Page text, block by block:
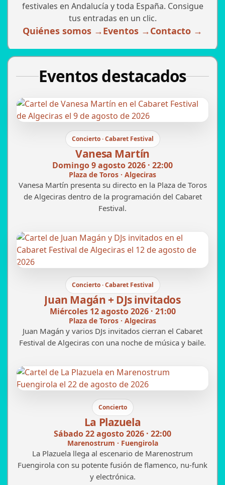
festivales en Andalucía y toda España. Consigue
tus entradas en un clic.
Quiénes somos →Eventos →Contacto →
Eventos destacados
Concierto · Cabaret Festival
Vanesa Martín
Domingo 9 agosto 2026 · 22:00
Plaza de Toros · Algeciras
Vanesa Martín presenta su directo en la Plaza de Toros
de Algeciras dentro de la programación del Cabaret
Festival.
Concierto · Cabaret Festival
Juan Magán + DJs invitados
Miércoles 12 agosto 2026 · 21:00
Plaza de Toros · Algeciras
Juan Magán y varios DJs invitados cierran el Cabaret
Festival de Algeciras con una noche de música y baile.
Concierto
La Plazuela
Sábado 22 agosto 2026 · 22:00
Marenostrum · Fuengirola
La Plazuela llega al escenario de Marenostrum
Fuengirola con su potente fusión de flamenco, nu-funk
y electrónica.